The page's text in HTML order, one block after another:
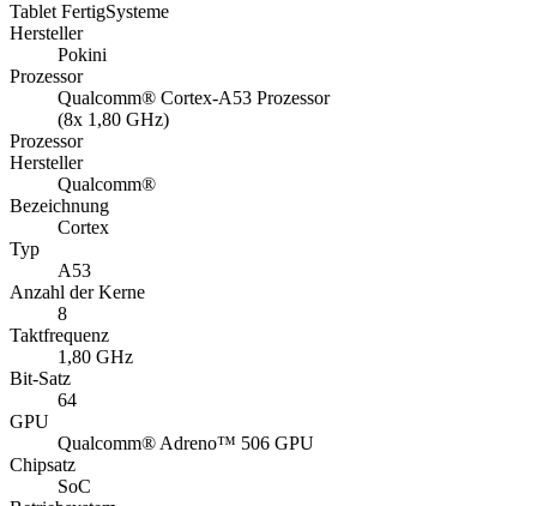
Tablet FertigSysteme
Hersteller
Pokini
Prozessor
Qualcomm® Cortex-A53 Prozessor
(8x 1,80 GHz)
Prozessor
Hersteller
Qualcomm®
Bezeichnung
Cortex
Typ
A53
Anzahl der Kerne
8
Taktfrequenz
1,80 GHz
Bit-Satz
64
GPU
Qualcomm® Adreno™ 506 GPU
Chipsatz
SoC